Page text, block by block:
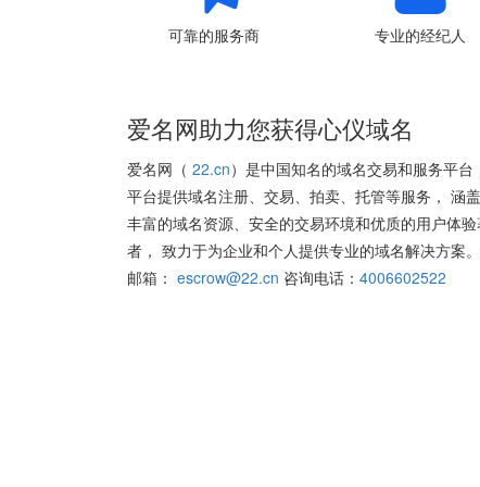
可靠的服务商 专业的经纪人
爱名网助力您获得心仪域名
爱名网（ 22.cn）是中国知名的域名交易和服务平台
平台提供域名注册、交易、拍卖、托管等服务， 涵
丰富的域名资源、安全的交易环境和优质的用户体
者， 致力于为企业和个人提供专业的域名解决方案
邮箱： escrow@22.cn 咨询电话： 4006602522